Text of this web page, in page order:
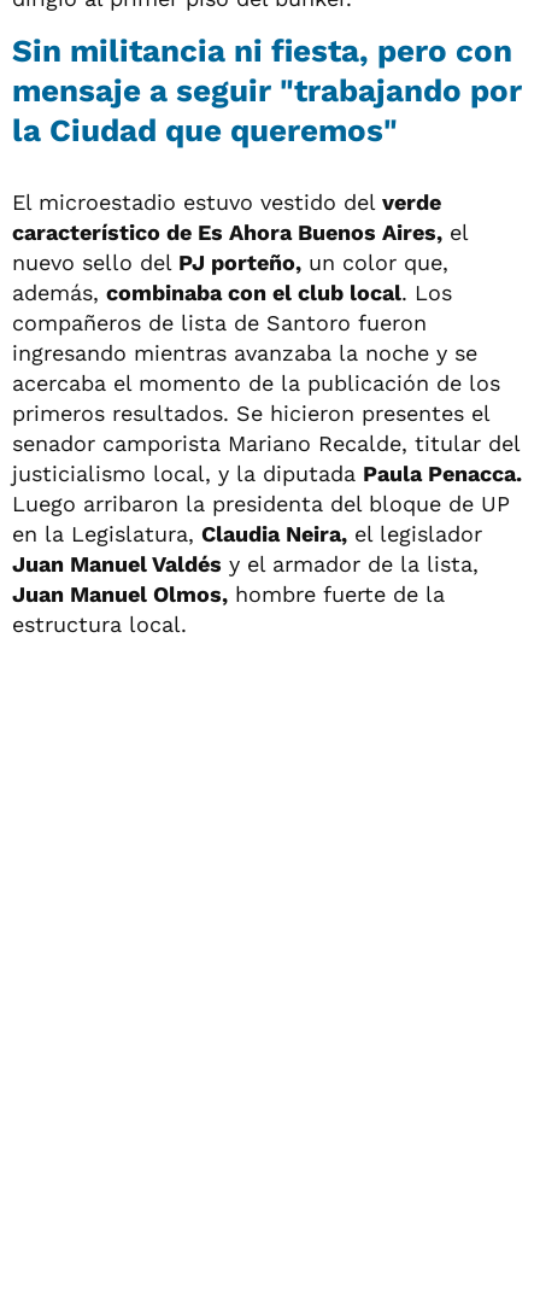
Sin militancia ni fiesta, pero con
mensaje a seguir "trabajando por
la Ciudad que queremos"
El microestadio estuvo vestido del verde
característico de Es Ahora Buenos Aires, el
nuevo sello del PJ porteño, un color que,
además, combinaba con el club local. Los
compañeros de lista de Santoro fueron
ingresando mientras avanzaba la noche y se
acercaba el momento de la publicación de los
primeros resultados. Se hicieron presentes el
senador camporista Mariano Recalde, titular del
justicialismo local, y la diputada Paula Penacca.
Luego arribaron la presidenta del bloque de UP
en la Legislatura, Claudia Neira, el legislador
Juan Manuel Valdés y el armador de la lista,
Juan Manuel Olmos, hombre fuerte de la
estructura local.